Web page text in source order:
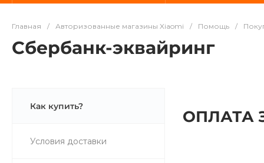
Главная / Авторизованные магазины Xiaomi / Помощь /
Сбербанк-эквайринг
Как купить?
Условия доставки
ОПЛАТА